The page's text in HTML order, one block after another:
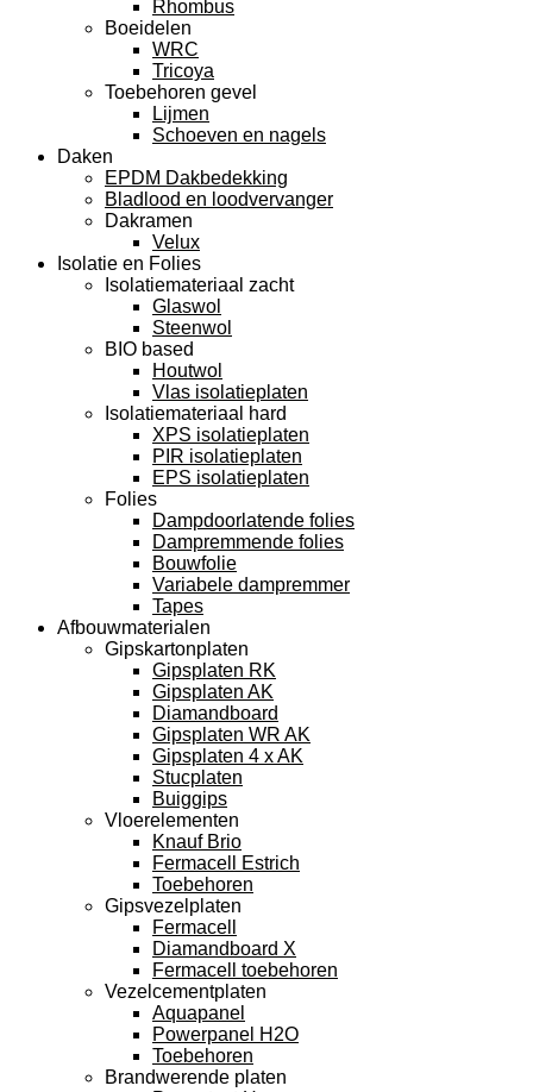
Rhombus
Boeidelen
WRC
Tricoya
Toebehoren gevel
Lijmen
Schoeven en nagels
Daken
EPDM Dakbedekking
Bladlood en loodvervanger
Dakramen
Velux
Isolatie en Folies
Isolatiemateriaal zacht
Glaswol
Steenwol
BIO based
Houtwol
Vlas isolatieplaten
Isolatiemateriaal hard
XPS isolatieplaten
PIR isolatieplaten
EPS isolatieplaten
Folies
Dampdoorlatende folies
Dampremmende folies
Bouwfolie
Variabele dampremmer
Tapes
Afbouwmaterialen
Gipskartonplaten
Gipsplaten RK
Gipsplaten AK
Diamandboard
Gipsplaten WR AK
Gipsplaten 4 x AK
Stucplaten
Buiggips
Vloerelementen
Knauf Brio
Fermacell Estrich
Toebehoren
Gipsvezelplaten
Fermacell
Diamandboard X
Fermacell toebehoren
Vezelcementplaten
Aquapanel
Powerpanel H2O
Toebehoren
Brandwerende platen